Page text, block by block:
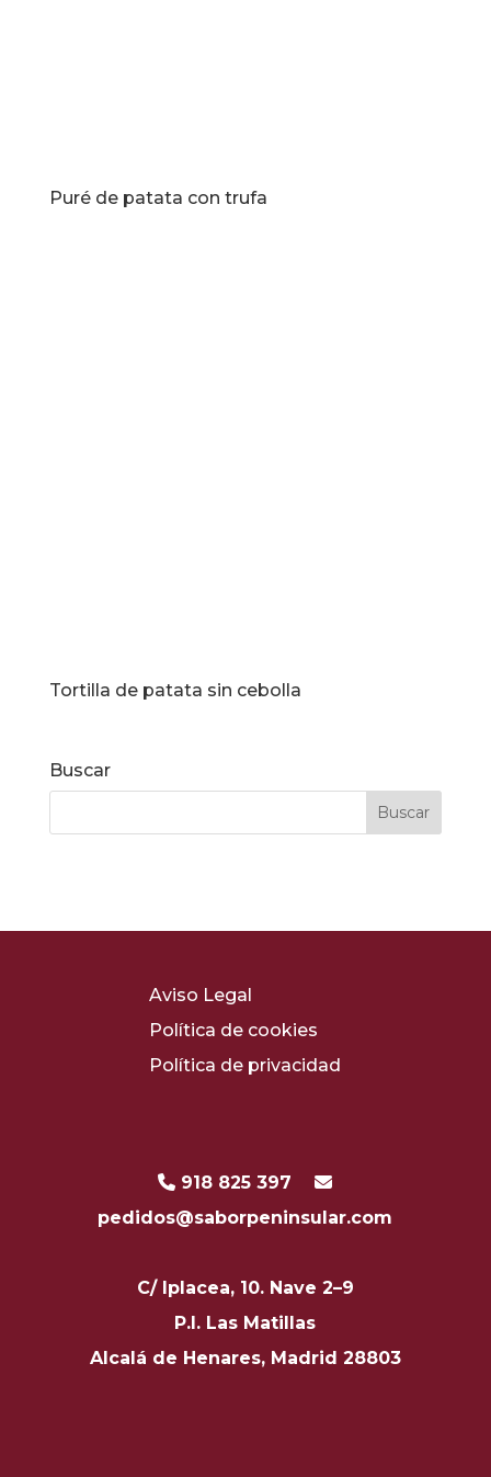
Puré de patata con trufa
Tortilla de patata sin cebolla
Buscar
Aviso Legal
Política de cookies
Política de privacidad
918 825 397
pedidos@saborpeninsular.com
C/ Iplacea, 10. Nave 2–9
P.I. Las Matillas
Alcalá de Henares, Madrid 28803